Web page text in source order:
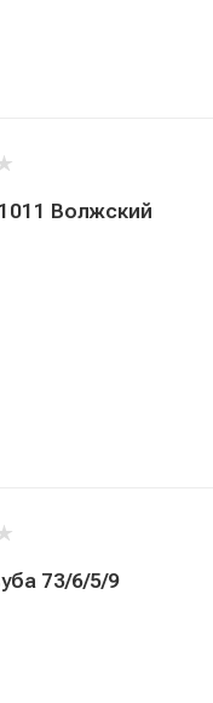
Волжский
73/6/5/9